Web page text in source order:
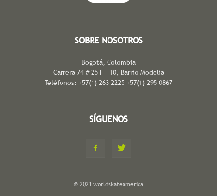
SOBRE NOSOTROS
Bogotá, Colombia
Carrera 74 # 25 F - 10, Barrio Modelia
Teléfonos: +57(1) 263 2225 +57(1) 295 0867
SÍGUENOS
© 2021 worldskateamerica